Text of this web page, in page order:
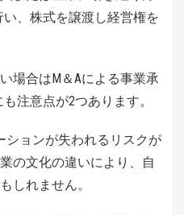
、株式を譲渡し経営権を
場合はМ＆Aによる事業承
注意点が2つあります。
ションが失われるリスクが
の文化の違いにより、自
しれません。